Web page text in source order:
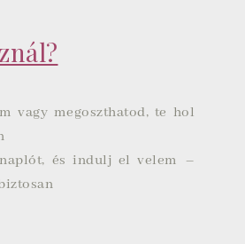
vagy megoszthatod, te hol
és indulj el velem –